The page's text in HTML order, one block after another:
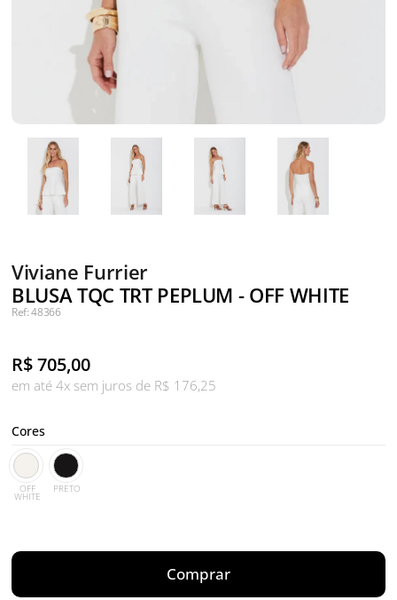
Viviane Furrier
BLUSA TQC TRT PEPLUM - OFF WHITE
Ref: 48366
R$705,00
em até 4x sem juros de R$ 176,25
Cores
OFF
WHITE
PRETO
Comprar